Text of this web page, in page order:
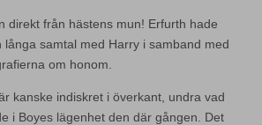
direkt från hästens mun! Erfurth hade
långa samtal med Harry i samband med
om honom.
kanske indiskret i överkant, undra vad
i Boyes lägenhet den där gången. Det